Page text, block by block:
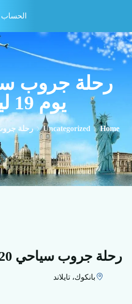
الحساب
يوم 19 ليلة
Home
Uncategorized رحلة جروب
رحلة جروب سياحي 20 يوم 19 ليلة
بانكوك، تايلاند